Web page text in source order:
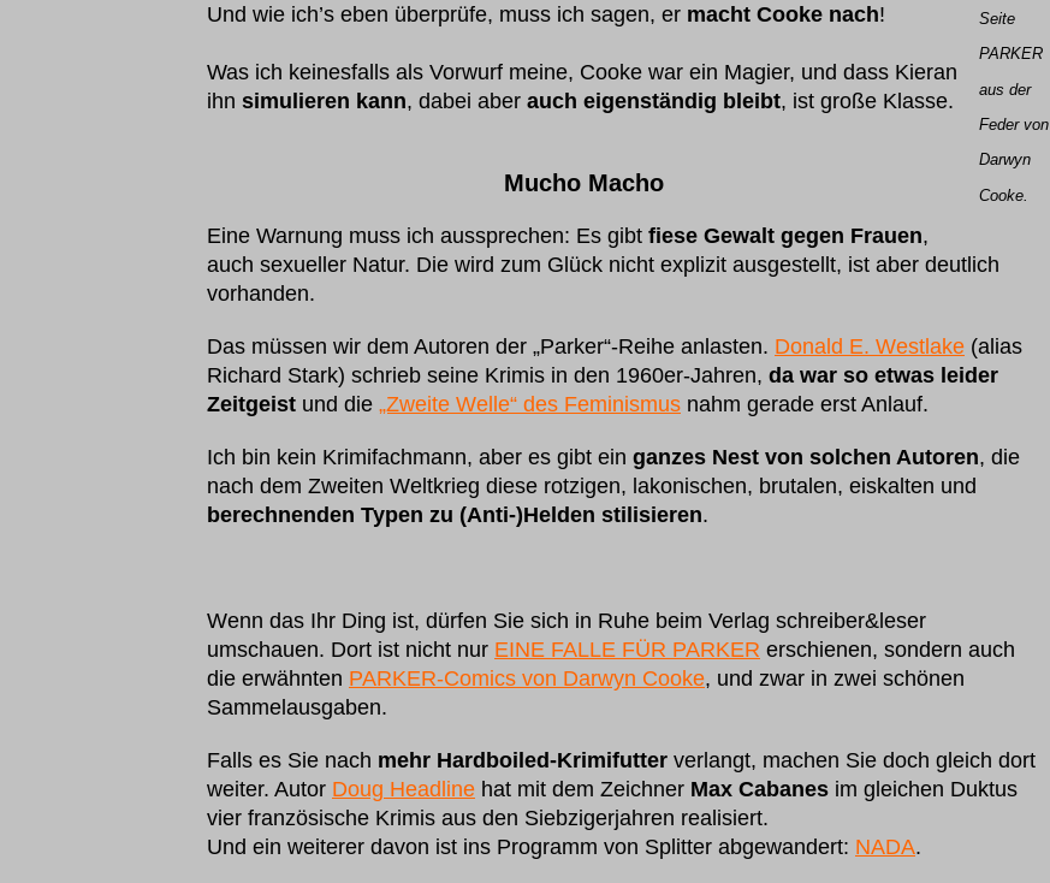
Seite
PARKER
aus der
Feder von
Darwyn
Cooke.
Und wie ich’s eben überprüfe, muss ich sagen, er macht Cooke nach!
Was ich keinesfalls als Vorwurf meine, Cooke war ein Magier, und dass Kieran
ihn simulieren kann, dabei aber auch eigenständig bleibt, ist große Klasse.
Mucho Macho
Eine Warnung muss ich aussprechen: Es gibt fiese Gewalt gegen Frauen,
auch sexueller Natur. Die wird zum Glück nicht explizit ausgestellt, ist aber deutlich
vorhanden.
Das müssen wir dem Autoren der „Parker“-Reihe anlasten. Donald E. Westlake (alias
Richard Stark) schrieb seine Krimis in den 1960er-Jahren, da war so etwas leider
Zeitgeist und die „Zweite Welle“ des Feminismus nahm gerade erst Anlauf.
Ich bin kein Krimifachmann, aber es gibt ein ganzes Nest von solchen Autoren, die
nach dem Zweiten Weltkrieg diese rotzigen, lakonischen, brutalen, eiskalten und
berechnenden Typen zu (Anti-)Helden stilisieren.
Wenn das Ihr Ding ist, dürfen Sie sich in Ruhe beim Verlag schreiber&leser
umschauen. Dort ist nicht nur EINE FALLE FÜR PARKER erschienen, sondern auch
die erwähnten PARKER-Comics von Darwyn Cooke, und zwar in zwei schönen
Sammelausgaben.
Falls es Sie nach mehr Hardboiled-Krimifutter verlangt, machen Sie doch gleich dort
weiter. Autor Doug Headline hat mit dem Zeichner Max Cabanes im gleichen Duktus
vier französische Krimis aus den Siebzigerjahren realisiert.
Und ein weiterer davon ist ins Programm von Splitter abgewandert: NADA.